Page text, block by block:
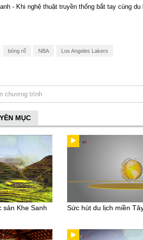
- Khi nghệ thuật truyền thống bắt tay cùng du
bóng rổ NBA Los Angeles Lakers
MỤC
sản Khe Sanh Sức hút du lịch miền